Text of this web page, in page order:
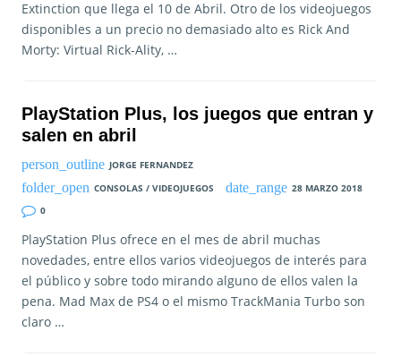
Extinction que llega el 10 de Abril. Otro de los videojuegos
disponibles a un precio no demasiado alto es Rick And
Morty: Virtual Rick-Ality, …
PlayStation Plus, los juegos que entran y
salen en abril
JORGE FERNANDEZ
CONSOLAS / VIDEOJUEGOS
28 MARZO 2018
0
PlayStation Plus ofrece en el mes de abril muchas
novedades, entre ellos varios videojuegos de interés para
el público y sobre todo mirando alguno de ellos valen la
pena. Mad Max de PS4 o el mismo TrackMania Turbo son
claro …